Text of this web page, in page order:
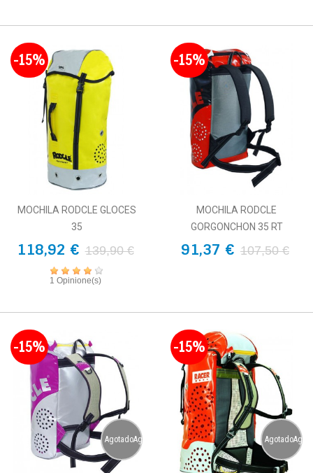
-15%
MOCHILA RODCLE GLOCES
35
118,92 € 139,90 €
1 Opinione(s)
-15%
MOCHILA RODCLE
GORGONCHON 35 RT
91,37 € 107,50 €
AgotadoAgotado
-15% -15%